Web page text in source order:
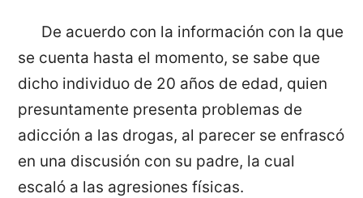
De acuerdo con la información con la que
se cuenta hasta el momento, se sabe que
dicho individuo de 20 años de edad, quien
presuntamente presenta problemas de
adicción a las drogas, al parecer se enfrascó
en una discusión con su padre, la cual
escaló a las agresiones físicas.